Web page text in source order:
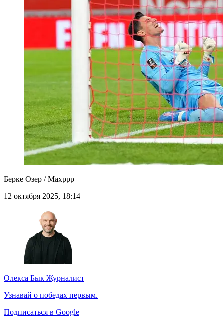
Берке Озер / Maxppp
12 октября 2025, 18:14
Олекса Бык Журналист
Узнавай о победах первым.
Подписаться в Google